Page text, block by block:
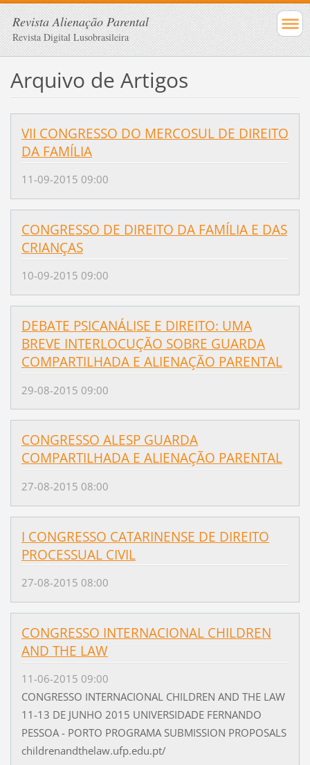
Revista Alienação Parental
Revista Digital Lusobrasileira
Arquivo de Artigos
VII CONGRESSO DO MERCOSUL DE DIREITO
DA FAMÍLIA
11-09-2015 09:00
CONGRESSO DE DIREITO DA FAMÍLIA E DAS
CRIANÇAS
10-09-2015 09:00
DEBATE PSICANÁLISE E DIREITO: UMA
BREVE INTERLOCUÇÃO SOBRE GUARDA
COMPARTILHADA E ALIENAÇÃO PARENTAL
29-08-2015 09:00
CONGRESSO ALESP GUARDA
COMPARTILHADA E ALIENAÇÃO PARENTAL
27-08-2015 08:00
I CONGRESSO CATARINENSE DE DIREITO
PROCESSUAL CIVIL
27-08-2015 08:00
CONGRESSO INTERNACIONAL CHILDREN
AND THE LAW
11-06-2015 09:00
CONGRESSO INTERNACIONAL CHILDREN AND THE LAW
11-13 DE JUNHO 2015 UNIVERSIDADE FERNANDO
PESSOA - PORTO PROGRAMA SUBMISSION PROPOSALS
childrenandthelaw.ufp.edu.pt/